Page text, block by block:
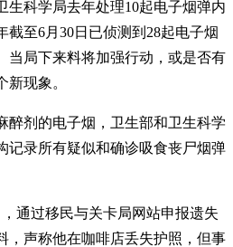
生科学局去年处理10起电子烟弹内
截至6月30日已侦测到28起电子烟
当局下来料将加强行动，或是否有
现象。
醉剂的电子烟，卫生部和卫生科学
记录所有疑似和确诊吸食丧尸烟弹
通过移民与关卡局网站申报遗失
，声称他在咖啡店丢失护照，但事